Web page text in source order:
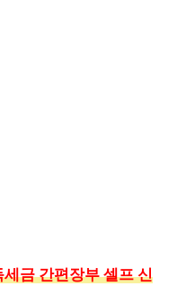
금 간편장부 셀프 신